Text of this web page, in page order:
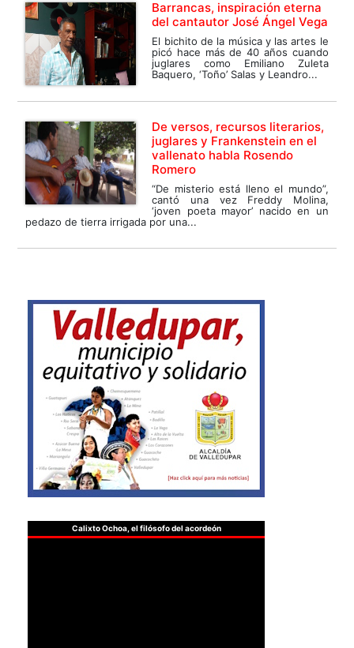
Barrancas, inspiración eterna
del cantautor José Ángel Vega
El bichito de la música y las artes le
picó hace más de 40 años cuando
juglares como Emiliano Zuleta
Baquero, ‘Toño’ Salas y Leandro...
De versos, recursos literarios,
juglares y Frankenstein en el
vallenato habla Rosendo
Romero
“De misterio está lleno el mundo”,
cantó una vez Freddy Molina,
‘joven poeta mayor’ nacido en un
pedazo de tierra irrigada por una...
Calixto Ochoa, el filósofo del acordeón